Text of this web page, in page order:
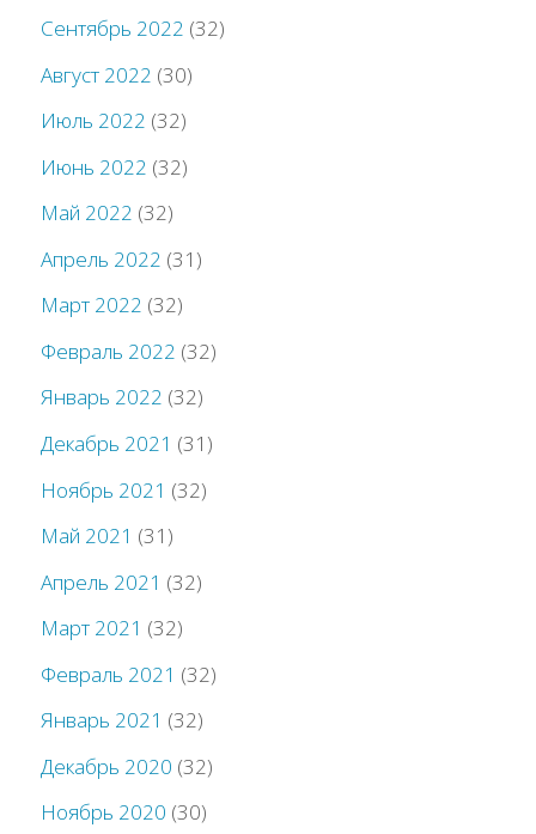
Сентябрь 2022 (32)
Август 2022 (30)
Июль 2022 (32)
Июнь 2022 (32)
Май 2022 (32)
Апрель 2022 (31)
Март 2022 (32)
Февраль 2022 (32)
Январь 2022 (32)
Декабрь 2021 (31)
Ноябрь 2021 (32)
Май 2021 (31)
Апрель 2021 (32)
Март 2021 (32)
Февраль 2021 (32)
Январь 2021 (32)
Декабрь 2020 (32)
Ноябрь 2020 (30)